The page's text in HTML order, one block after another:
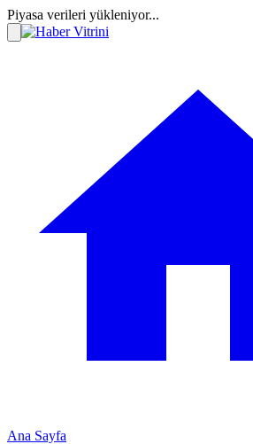
Piyasa verileri yükleniyor...
Ana Sayfa